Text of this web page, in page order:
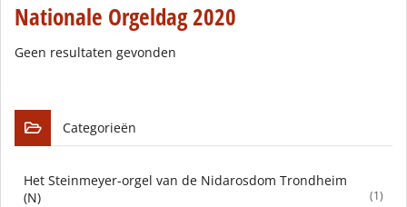
Nationale Orgeldag 2020
Geen resultaten gevonden
Categorieën
Het Steinmeyer-orgel van de Nidarosdom Trondheim
(N)
(1)